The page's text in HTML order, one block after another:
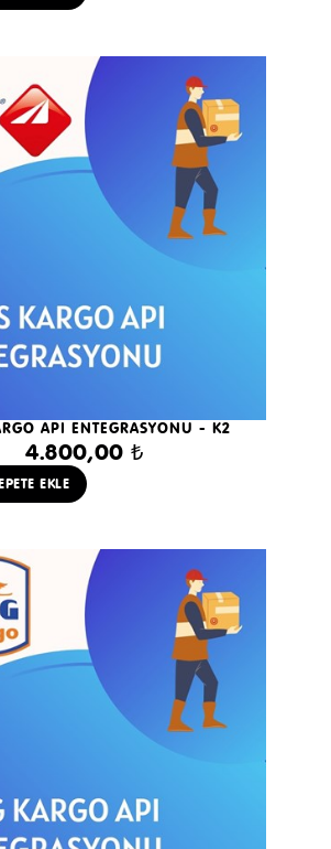
API ENTEGRASYONU - K2
4.800,00 ₺
EKLE